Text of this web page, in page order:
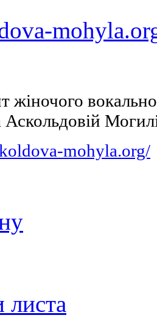
жіночого
mohyla.org/
листа